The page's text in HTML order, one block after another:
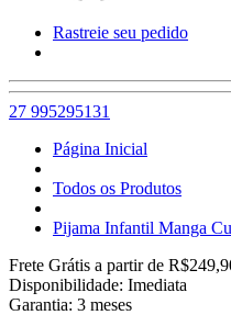
Rastreie seu pedido
27 995295131
Página Inicial
Todos os Produtos
Pijama Infantil Manga
Frete Grátis a partir de
Disponibilidade: Imediata
Garantia: 3 meses